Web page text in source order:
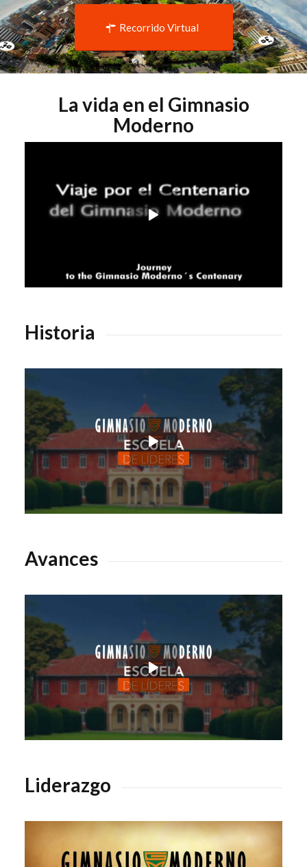
Recorrido Virtual
La vida en el Gimnasio
Moderno
Historia
Avances
Liderazgo